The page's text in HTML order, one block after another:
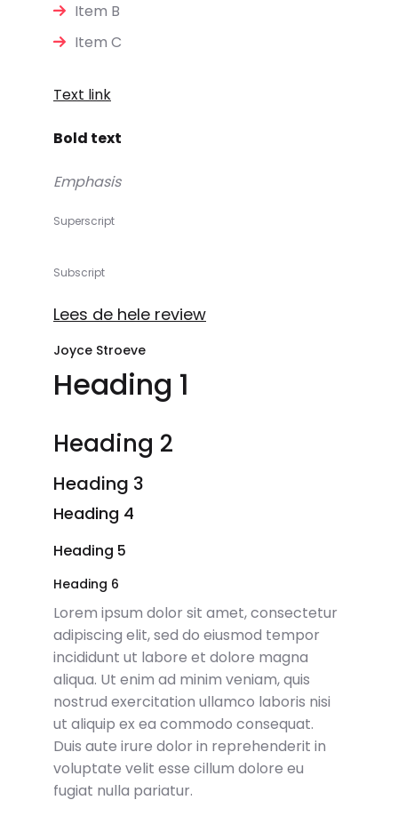
Item B
Item C
Text link
Bold text
Emphasis
Superscript
Subscript
Lees de hele review
Joyce Stroeve
Heading 1
Heading 2
Heading 3
Heading 4
Heading 5
Heading 6
Lorem ipsum dolor sit amet, consectetur
adipiscing elit, sed do eiusmod tempor
incididunt ut labore et dolore magna
aliqua. Ut enim ad minim veniam, quis
nostrud exercitation ullamco laboris nisi
ut aliquip ex ea commodo consequat.
Duis aute irure dolor in reprehenderit in
voluptate velit esse cillum dolore eu
fugiat nulla pariatur.